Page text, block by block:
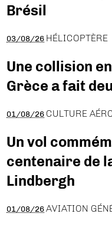
Brésil
03/08/26 HÉLICOPTÈRE
Une collision
Grèce a fait
01/08/26 CULTURE
Un vol
centenaire de
Lindbergh
01/08/26 AVIATION